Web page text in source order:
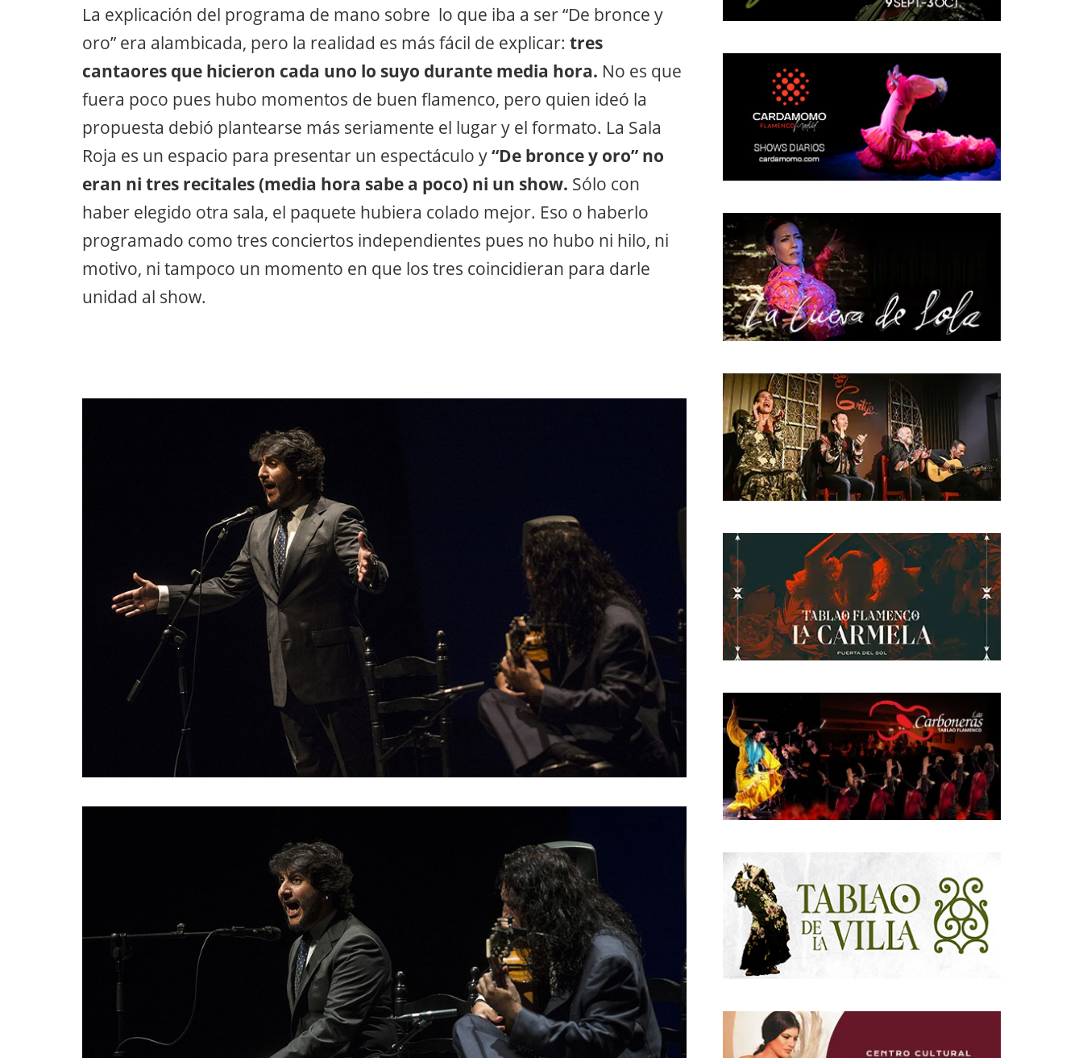
La explicación del programa de mano sobre lo que iba a ser “De bronce y
oro” era alambicada, pero la realidad es más fácil de explicar: tres
cantaores que hicieron cada uno lo suyo durante media hora. No es que
fuera poco pues hubo momentos de buen flamenco, pero quien ideó la
propuesta debió plantearse más seriamente el lugar y el formato. La Sala
Roja es un espacio para presentar un espectáculo y“De bronce y oro” no
eran ni tres recitales (media hora sabe a poco) ni un show. Sólo con
haber elegido otra sala, el paquete hubiera colado mejor. Eso o haberlo
programado como tres conciertos independientes pues no hubo ni hilo, ni
motivo, ni tampoco un momento en que los tres coincidieran para darle
unidad al show.